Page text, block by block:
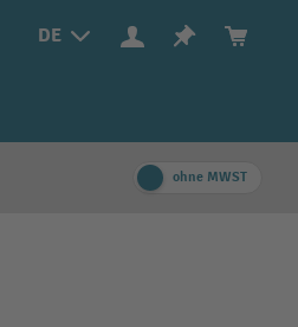
DE
ohne MWST